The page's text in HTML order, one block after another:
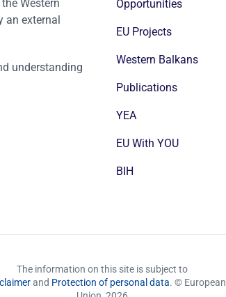
Western
an external
understanding
Opportunities
EU Projects
Western Balkans
Publications
YEA
EU With YOU
BIH
The information on this site is subject to
and Protection of personal data. © European